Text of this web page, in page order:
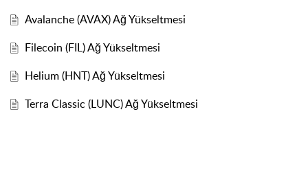
Avalanche (AVAX) Ağ Yükseltmesi
Filecoin (FIL) Ağ Yükseltmesi
Helium (HNT) Ağ Yükseltmesi
Terra Classic (LUNC) Ağ Yükseltmesi